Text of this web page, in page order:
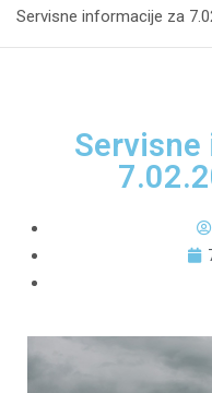
Servisne informacije za